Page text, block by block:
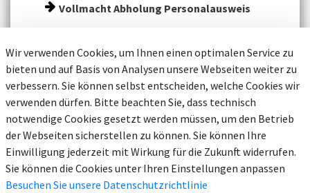
Vollmacht Abholung Personalausweis
Wir verwenden Cookies, um Ihnen einen optimalen Service zu
bieten und auf Basis von Analysen unsere Webseiten weiter zu
verbessern. Sie können selbst entscheiden, welche Cookies wir
verwenden dürfen. Bitte beachten Sie, dass technisch
notwendige Cookies gesetzt werden müssen, um den Betrieb
der Webseiten sicherstellen zu können. Sie können Ihre
Einwilligung jederzeit mit Wirkung für die Zukunft widerrufen.
Sie können die Cookies unter Ihren Einstellungen anpassen
Besuchen Sie unsere Datenschutzrichtlinie